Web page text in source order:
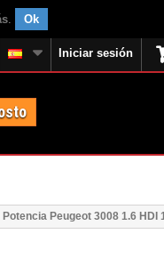
. Ok
Iniciar sesión
Potencia Peugeot 3008 1.6 HDI